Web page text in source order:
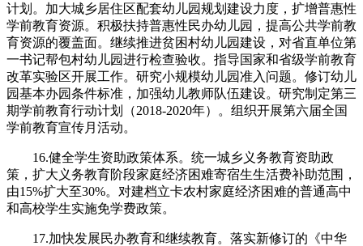
计划。加大城乡居住区配套幼儿园规划建设力度，扩增普惠性
学前教育资源。积极扶持普惠性民办幼儿园，提高公共学前教
育资源的覆盖面。继续推进贫困村幼儿园建设，对省直单位第
一书记帮包村幼儿园进行检查验收。指导国家和省级学前教育
改革实验区开展工作。研究小规模幼儿园准入问题。修订幼儿
园基本办园条件标准，加强幼儿教师队伍建设。研究制定第三
期学前教育行动计划（2018-2020年）。组织开展第六届全国
学前教育宣传月活动。
16.健全学生资助政策体系。统一城乡义务教育资助政
策，扩大义务教育阶段家庭经济困难寄宿生生活费补助范围，
由15%扩大至30%。对建档立卡农村家庭经济困难的普通高中
和高校学生实施免学费政策。
17.加快发展民办教育和继续教育。落实新修订的《中华